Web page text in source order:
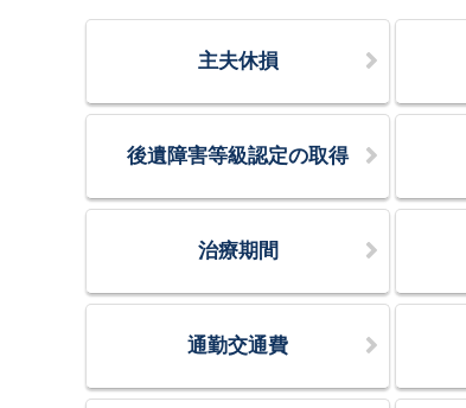
主夫休損
後遺障害等級認定の取得
治療期間
通勤交通費